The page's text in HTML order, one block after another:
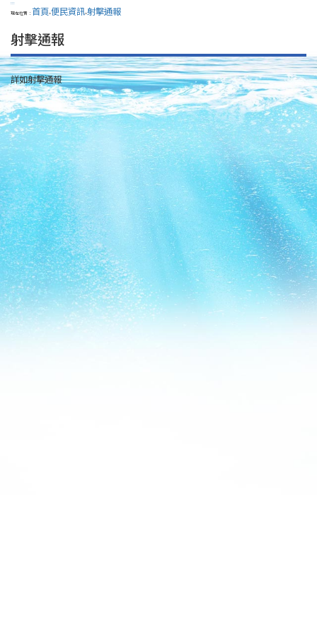
:::
現在位置： 首頁>便民資訊>射擊通報
射擊通報
詳如射擊通報